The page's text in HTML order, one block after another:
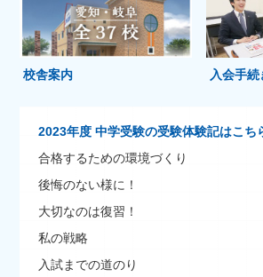
校舎案内 入会手
2023年度 中学受験の受験体験記はこち
合格するための環境づくり
後悔のない様に！
大切なのは復習！
私の戦略
入試までの道のり